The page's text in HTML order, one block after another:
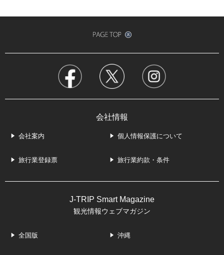
会社情報
会社案内 個人情報保護について
旅行業登録票 旅行業約款・条件
J-TRIP Smart Magazine
観光情報ウェブマガジン
全国版 沖縄